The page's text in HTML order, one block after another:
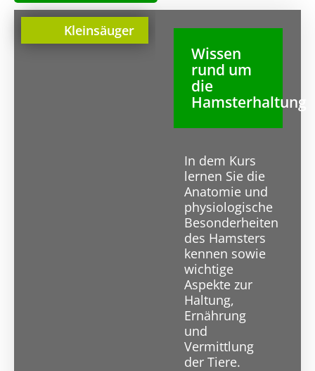
Kleinsäuger
Wissen
rund um
die
Hamsterhaltung
In dem Kurs
lernen Sie die
Anatomie und
physiologische
Besonderheiten
des Hamsters
kennen sowie
wichtige
Aspekte zur
Haltung,
Ernährung
und
Vermittlung
der Tiere.